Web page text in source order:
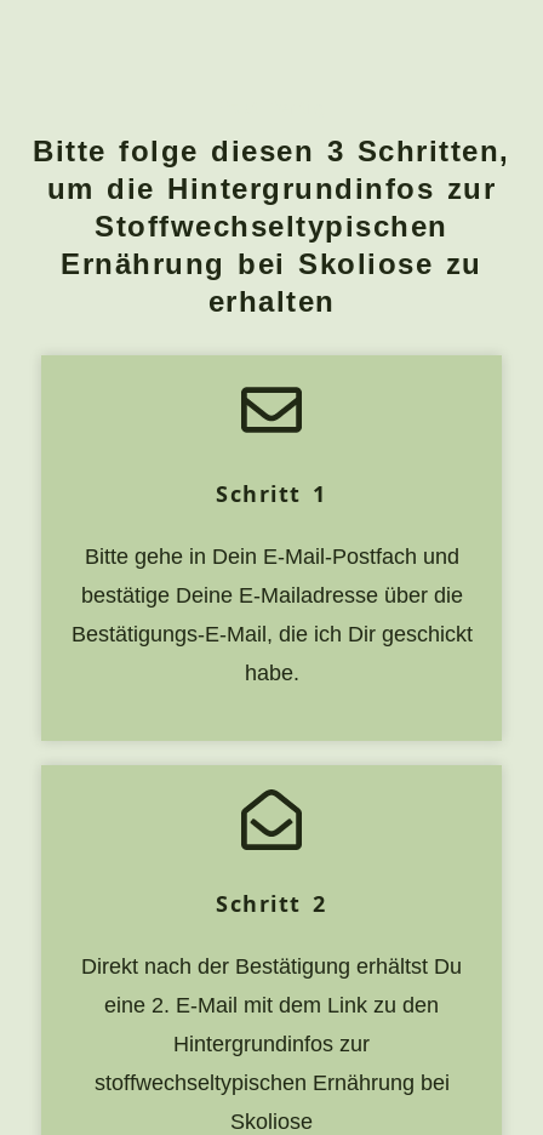
Bitte folge diesen 3 Schritten,
um die Hintergrundinfos zur
Stoffwechseltypischen
Ernährung bei Skoliose zu
erhalten
Schritt 1
Bitte gehe in Dein E-Mail-Postfach und
bestätige Deine E-Mailadresse über die
Bestätigungs-E-Mail, die ich Dir geschickt
habe.
Schritt 2
Direkt nach der Bestätigung erhältst Du
eine 2. E-Mail mit dem Link zu den
Hintergrundinfos zur
stoffwechseltypischen Ernährung bei
Skoliose